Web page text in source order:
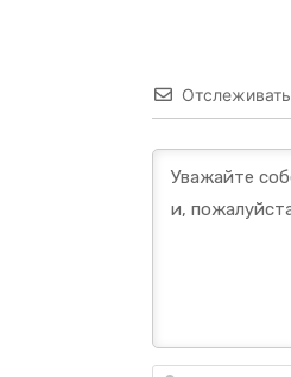
Отслеживать